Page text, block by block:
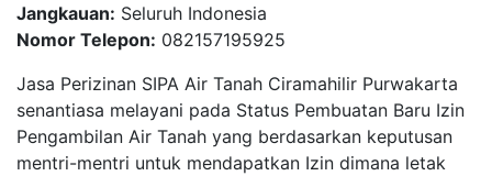
Jangkauan: Seluruh Indonesia
Nomor Telepon: 082157195925
Jasa Perizinan SIPA Air Tanah Ciramahilir Purwakarta
senantiasa melayani pada Status Pembuatan Baru Izin
Pengambilan Air Tanah yang berdasarkan keputusan
mentri-mentri untuk mendapatkan Izin dimana letak